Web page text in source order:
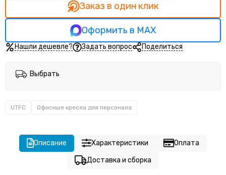
Заказ в один клик
Оформить в MAX
Нашли дешевле? Задать вопрос Поделиться
Выбрать
UTFС Офисные кресла для персонала
Описание Характеристики
Оплата
Доставка и сборка